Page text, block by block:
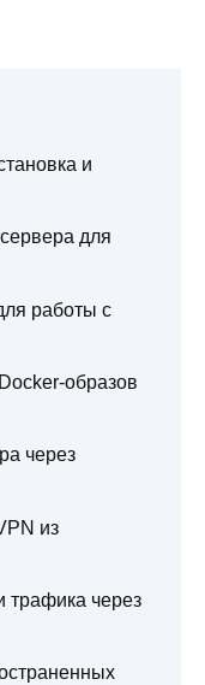
и
для
работы с
образов
через
из
трафика через